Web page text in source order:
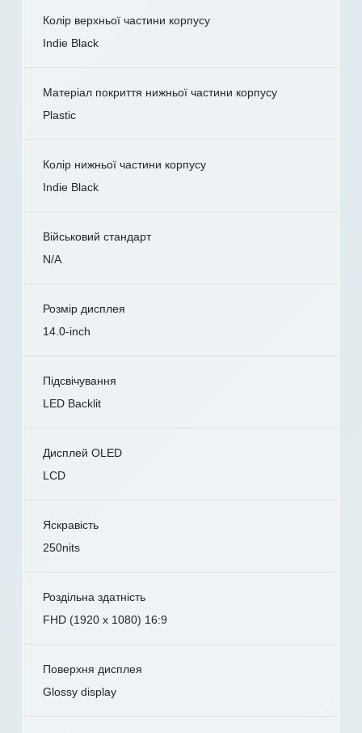
Колір верхньої частини корпусу
Indie Black
Матеріал покриття нижньої частини корпусу
Plastic
Колір нижньої частини корпусу
Indie Black
Військовий стандарт
N/A
Розмір дисплея
14.0-inch
Підсвічування
LED Backlit
Дисплей OLED
LCD
Яскравість
250nits
Роздільна здатність
FHD (1920 x 1080) 16:9
Поверхня дисплея
Glossy display